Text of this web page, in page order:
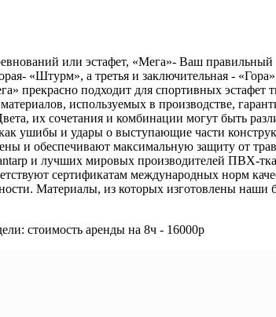
или эстафет, «Мега»- Ваш
«Штурм», а третья и заключительная -
прекрасно подходит для спортивных эстафет
материалов, используемых в производстве,
их сочетания и комбинации могут быть
ушибы и удары о выступающие части
и обеспечивают максимальную защиту от
и лучших мировых производителей ПВХ-
сертификатам международных норм
Материалы, из которых изготовлены наши
стоимость аренды на 8ч - 16000р